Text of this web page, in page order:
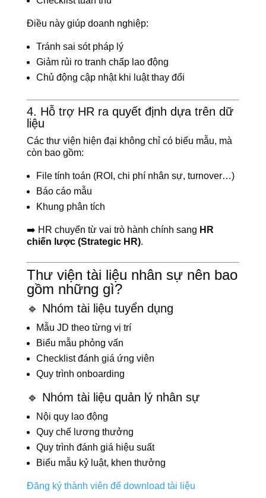
Điều này giúp doanh nghiệp:
Tránh sai sót pháp lý
Giảm rủi ro tranh chấp lao động
Chủ động cập nhật khi luật thay đổi
4. Hỗ trợ HR ra quyết định dựa trên dữ
liệu
Các thư viện hiện đại không chỉ có biểu mẫu, mà
còn bao gồm:
File tính toán (ROI, chi phí nhân sự, turnover…)
Báo cáo mẫu
Khung phân tích
➡️ HR chuyển từ vai trò hành chính sang HR
chiến lược (Strategic HR).
Thư viện tài liệu nhân sự nên bao
gồm những gì?
🔹 Nhóm tài liệu tuyển dụng
Mẫu JD theo từng vị trí
Biểu mẫu phỏng vấn
Checklist đánh giá ứng viên
Quy trình onboarding
🔹 Nhóm tài liệu quản lý nhân sự
Nội quy lao động
Quy chế lương thưởng
Quy trình đánh giá hiệu suất
Biểu mẫu kỷ luật, khen thưởng
Đăng ký thành viên để download tài liệu